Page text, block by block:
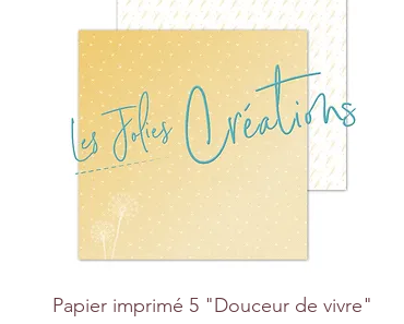
Papier imprimé 5 "Douceur de vivre"